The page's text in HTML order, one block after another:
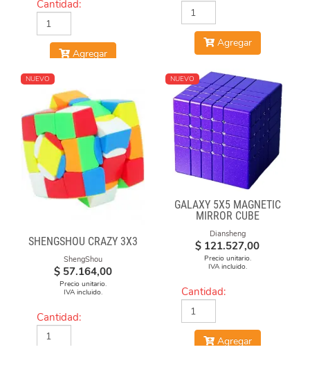
Cantidad:
Agregar
Agregar
NUEVO
SHENGSHOU CRAZY 3X3
ShengShou
$ 57.164,00
Precio unitario.
IVA incluido.
Cantidad:
NUEVO
GALAXY 5X5 MAGNETIC
MIRROR CUBE
Diansheng
$ 121.527,00
Precio unitario.
IVA incluido.
Cantidad:
Agregar